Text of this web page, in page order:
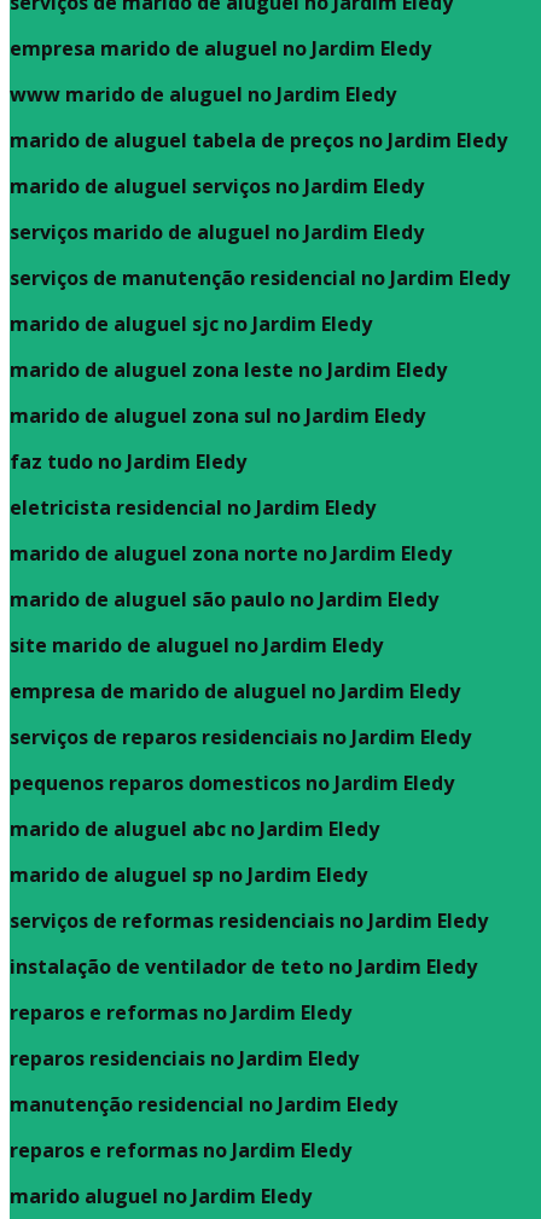
empresa marido de aluguel no Jardim Eledy
www marido de aluguel no Jardim Eledy
marido de aluguel tabela de preços no Jardim Eledy
marido de aluguel serviços no Jardim Eledy
serviços marido de aluguel no Jardim Eledy
serviços de manutenção residencial no Jardim Eledy
marido de aluguel sjc no Jardim Eledy
marido de aluguel zona leste no Jardim Eledy
marido de aluguel zona sul no Jardim Eledy
faz tudo no Jardim Eledy
eletricista residencial no Jardim Eledy
marido de aluguel zona norte no Jardim Eledy
marido de aluguel são paulo no Jardim Eledy
site marido de aluguel no Jardim Eledy
empresa de marido de aluguel no Jardim Eledy
serviços de reparos residenciais no Jardim Eledy
pequenos reparos domesticos no Jardim Eledy
marido de aluguel abc no Jardim Eledy
marido de aluguel sp no Jardim Eledy
serviços de reformas residenciais no Jardim Eledy
instalação de ventilador de teto no Jardim Eledy
reparos e reformas no Jardim Eledy
reparos residenciais no Jardim Eledy
manutenção residencial no Jardim Eledy
reparos e reformas no Jardim Eledy
marido aluguel no Jardim Eledy